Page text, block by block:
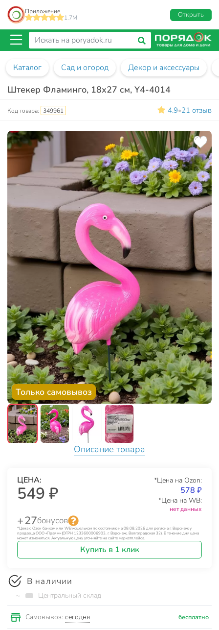
Приложение
1.7M
Открыть
Каталог Сад и огород Декор и аксессуары
Штекер Фламинго, 18х27 см, Y4-4014
Код товара: 349961 4.9•21 отзыв
Только самовывоз
Описание товара
ЦЕНА:
549 ₽
*Цена на Ozon:
578 ₽
*Цена на WB:
нет данных
+ 27бонусов
*Цена с Озон банком или WB кошельком по состоянию на 08.08.2026 для региона г. Воронеж у
продавца ООО «Прайм» (ОГРН 1233600006903, г. Воронеж, Волгоградская 32). В течение дня цена
может изменяться. Актуальную цену уточняйте на сайте маркетплейса.
Купить в 1 клик
В наличии
~ Центральный склад
Самовывоз: сегодня бесплатно